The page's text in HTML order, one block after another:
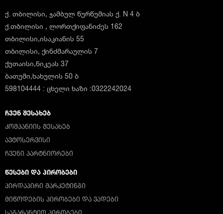
ქ. თბილისი, ჯამბულ წურწუმიას ქ. N 4 ბ
ქ.თბილისი , ლორთქიფანიძეს 162
თბილისი,ისაკიანის 55
თბილისი, ქინძმარაულის 7
ქუთაისი,ნიკეას 37
ბათუმი,ხახულის 50 ბ
598104444 : ცხელი ხაზი :0322242024
ᲩᲕᲔᲜ ᲨᲔᲡᲐᲮᲔᲑ
ᲙᲝᲛᲞᲐᲜᲘᲘᲡ ᲨᲔᲡᲐᲮᲔᲑ
ᲐᲕᲢᲝᲡᲔᲠᲕᲘᲡᲘ
ᲩᲕᲔᲜᲘ ᲞᲐᲠᲢᲜᲘᲝᲠᲔᲑᲘ
ᲬᲔᲡᲔᲑᲘ ᲓᲐ ᲞᲘᲠᲝᲑᲔᲑᲘ
ᲞᲘᲠᲓᲐᲞᲘᲠᲘ ᲛᲐᲠᲙᲔᲢᲘᲜᲒᲘ
ᲛᲘᲬᲝᲓᲔᲑᲘᲡ ᲞᲘᲠᲝᲑᲔᲑᲘ ᲓᲐ ᲕᲐᲓᲔᲑᲘ